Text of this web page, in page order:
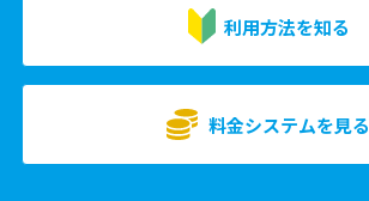
利用方法を知る
料金システムを見る